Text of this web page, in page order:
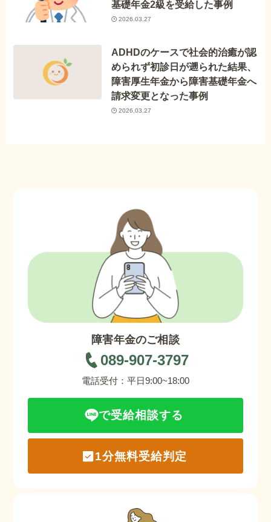
基礎年金2級を受給した事例
2026.03.27
ADHDのケースで社会的治癒が認
められず初診日が遡られた結果、
障害厚生年金から障害基礎年金へ
請求変更となった事例
2026.03.27
障害年金のご相談
089-907-3797
電話受付：平日9:00~18:00
で受給相談する
1分無料受給判定